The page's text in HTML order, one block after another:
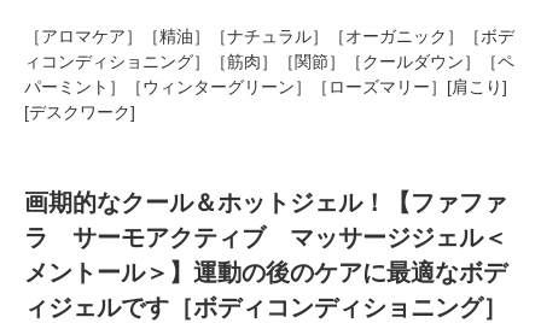
［アロマケア］［精油］［ナチュラル］［オーガニック］［ボデ
ィコンディショニング］［筋肉］［関節］［クールダウン］［ペ
パーミント］［ウィンターグリーン］［ローズマリー］[肩こり]
[デスクワーク]
画期的なクール＆ホットジェル！【ファファ
ラ サーモアクティブ マッサージジェル＜
メントール＞】運動の後のケアに最適なボデ
ィジェルです［ボディコンディショニング］